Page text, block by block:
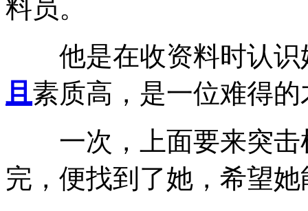
料员。
他是在收资料时认识
且素质高，是一位难得的
一次，上面要来突击
完，便找到了她，希望